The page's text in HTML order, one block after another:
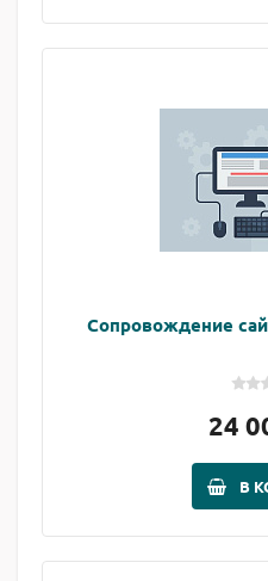
Сопровождение
24
В